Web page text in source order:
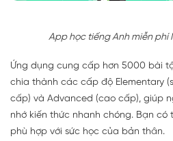
App học tiếng Anh miễn phí
Ứng dụng cung cấp hơn 5000 bài
chia thành các cấp độ Elementary
cấp) và Advanced (cao cấp), giúp
nhớ kiến thức nhanh chóng. Bạn
phù hợp với sức học của bản thân.